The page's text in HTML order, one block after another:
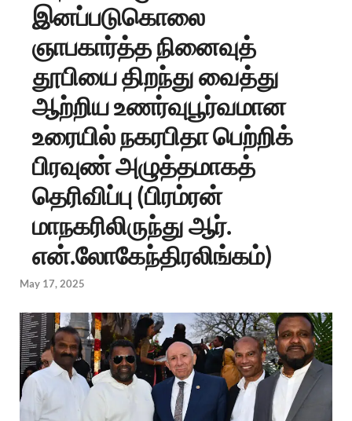
இனப்படுகொலை
ஞாபகார்த்த நினைவுத்
தூபியை திறந்து வைத்து
ஆற்றிய உணர்வுபூர்வமான
உரையில் நகரபிதா பெற்றிக்
பிரவுண் அழுத்தமாகத்
தெரிவிப்பு (பிரம்ரன்
மாநகரிலிருந்து ஆர்.
என்.லோகேந்திரலிங்கம்)
May 17, 2025